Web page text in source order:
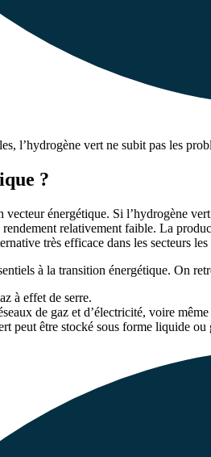
l’hydrogène vert ne subit pas les
?
vecteur énergétique. Si l’hydrogène
relativement faible. La
très efficace dans les secteurs
à la transition énergétique. On
à effet de serre.
de gaz et d’électricité, voire
peut être stocké sous forme liquide ou